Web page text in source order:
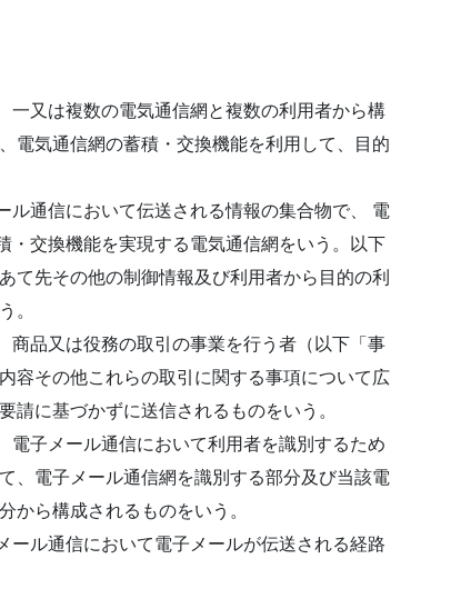
又は複数の電気通信網と複数の利用者から構
電気通信網の蓄積・交換機能を利用して、目的
通信において伝送される情報の集合物で、 電
・交換機能を実現する電気通信網をいう。以下
て先その他の制御情報及び利用者から目的の利
。
品又は役務の取引の事業を行う者（以下「事
容その他これらの取引に関する事項について広
請に基づかずに送信されるものをいう。
子メール通信において利用者を識別するため
、電子メール通信網を識別する部分及び当該電
から構成されるものをいう。
ル通信において電子メールが伝送される経路